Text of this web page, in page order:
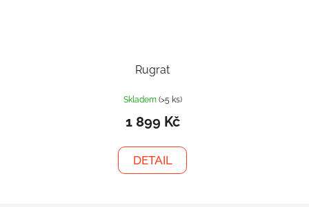
Rugrat
Skladem (>5 ks)
1 899 Kč
DETAIL